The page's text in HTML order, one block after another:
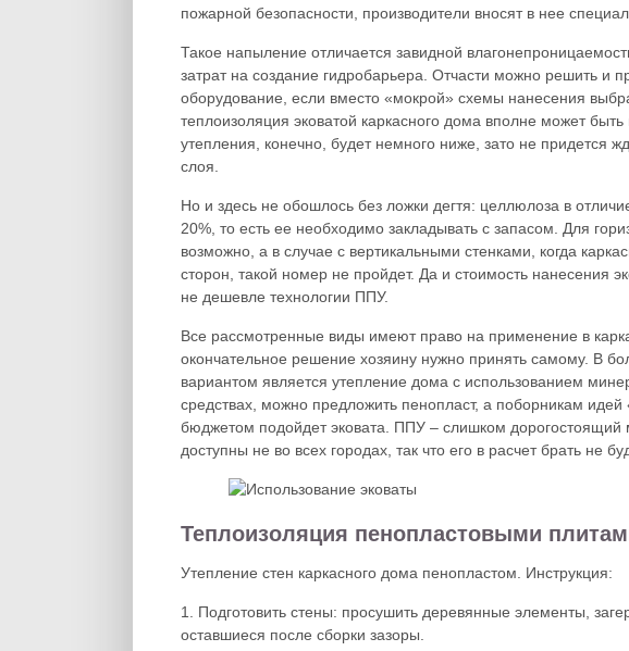
пожарной безопасности, производители вносят в нее
Такое напыление отличается завидной
затрат на создание гидробарьера. Отчасти можно решить и
оборудование, если вместо «мокрой» схемы нанесения
теплоизоляция эковатой каркасного дома вполне может
утепления, конечно, будет немного ниже, зато не придется
слоя.
Но и здесь не обошлось без ложки дегтя: целлюлоза в
20%, то есть ее необходимо закладывать с запасом. Для
возможно, а в случае с вертикальными стенками, когда
сторон, такой номер не пройдет. Да и стоимость нанесения
не дешевле технологии ППУ.
Все рассмотренные виды имеют право на применение в
окончательное решение хозяину нужно принять самому. В
вариантом является утепление дома с использованием
средствах, можно предложить пенопласт, а поборникам идей
бюджетом подойдет эковата. ППУ – слишком дорогостоящий
доступны не во всех городах, так что его в расчет брать не
Теплоизоляция пенопластовыми
Утепление стен каркасного дома пенопластом. Инструкция:
1. Подготовить стены: просушить деревянные элементы,
оставшиеся после сборки зазоры.